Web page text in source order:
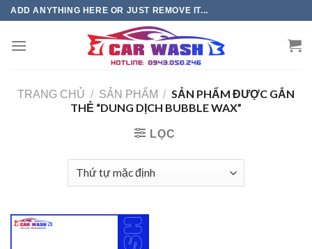
Chuyển
phần
ADD ANYTHING HERE OR JUST REMOVE IT...
TRANG CHỦ / SẢN PHẨM / SẢN PHẨM ĐƯỢC GẮN
THẺ “DUNG DỊCH BUBBLE WAX”
LỌC